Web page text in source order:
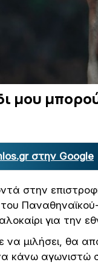
μου
στην Google
στην
για την
να μιλήσει, θα
κάνω